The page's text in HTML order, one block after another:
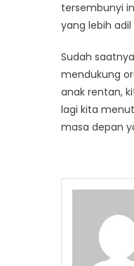
tersembunyi
yang lebih
Sudah
mendukung
anak rentan,
lagi kita
masa depan